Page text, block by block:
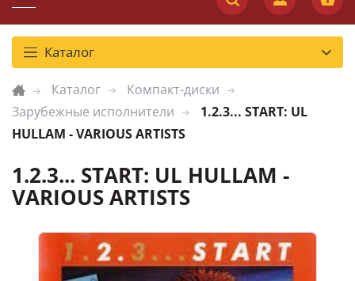
Каталог
Каталог
Компакт-диски
Зарубежные исполнители
1.2.3... START: UL
HULLAM - VARIOUS ARTISTS
1.2.3... START: UL HULLAM -
VARIOUS ARTISTS